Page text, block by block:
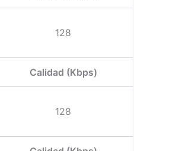
128
Calidad (Kbps)
128